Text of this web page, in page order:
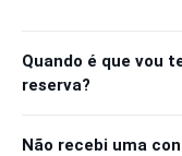
Quando é que vou
reserva?
Não recebi uma